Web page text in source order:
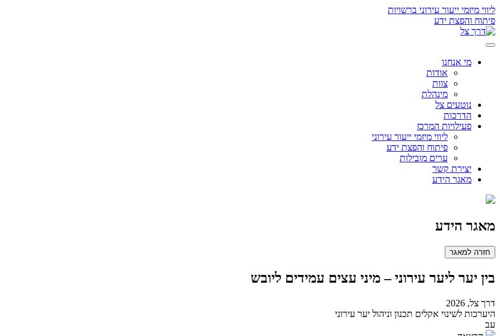
ליווי מיזמי ייעור עירוני ברשויות
פיתוח והפצת ידע
מי אנחנו
אודות
צוות
מינהלת
נוטעים צל
הדרכות
פעילויות המרכז
ליווי מיזמי ייעור עירוני
פיתוח והפצת ידע
ערים מובילות
יצירת קשר
מאגר הידע
מאגר הידע
חזרה למאגר
בין יער ליער עירוני – מיני עצים עמידים ליובש
דרך צל, 2026
היערכות לשינוי אקלים תכנון וניהול יער עירוני
עב